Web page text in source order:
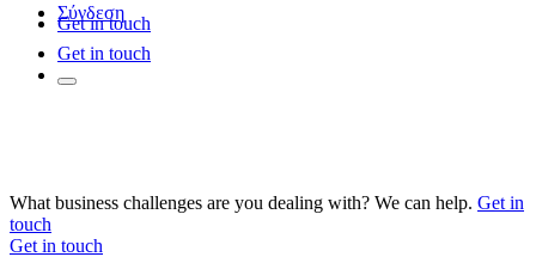
Σύνδεση
Get in touch
Get in touch
What business challenges are you dealing with? We can help. Get in
touch
Get in touch